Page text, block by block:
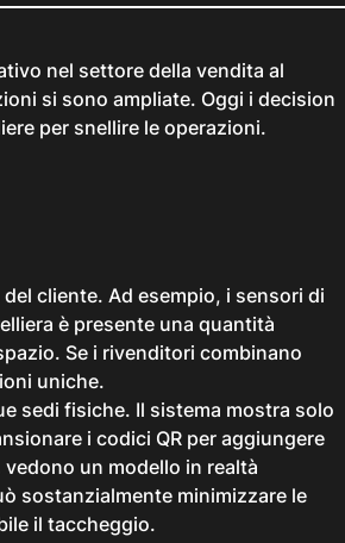
nel settore della vendita al
si sono ampliate. Oggi i decision
per snellire le operazioni.
del cliente. Ad esempio, i sensori di
è presente una quantità
Se i rivenditori combinano
uniche.
sedi fisiche. Il sistema mostra solo
i codici QR per aggiungere
un modello in realtà
sostanzialmente minimizzare le
il taccheggio.